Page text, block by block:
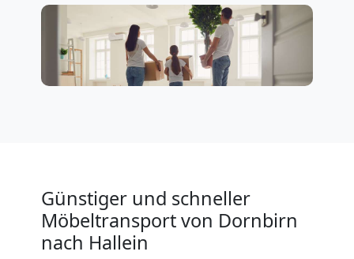
Günstiger und schneller
Möbeltransport von Dornbirn
nach Hallein
Dornbirn
Expressumzug
Tragehilfe
Dornbirn